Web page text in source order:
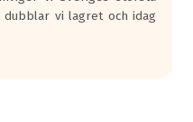
vi lagret och idag